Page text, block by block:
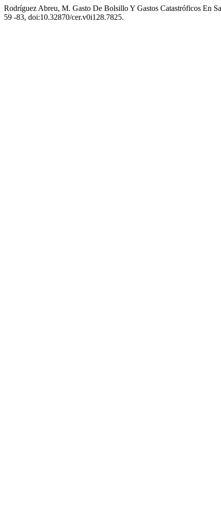
Rodríguez Abreu, M. Gasto De Bolsillo Y Gastos Catastróficos En
59 -83, doi:10.32870/cer.v0i128.7825.